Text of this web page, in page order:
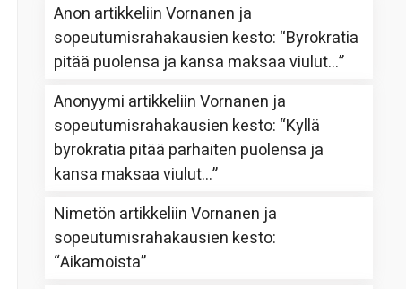
Anon artikkeliinVornanen ja
sopeutumisrahakausien kesto: “Byrokratia
pitää puolensa ja kansa maksaa viulut…”
Anonyymi artikkeliinVornanen ja
sopeutumisrahakausien kesto: “Kyllä
byrokratia pitää parhaiten puolensa ja
kansa maksaa viulut…”
Nimetön artikkeliinVornanen ja
sopeutumisrahakausien kesto:
“Aikamoista”